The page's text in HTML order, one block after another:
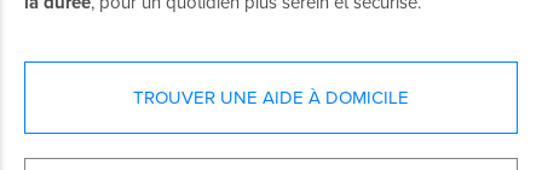
TROUVER UNE AIDE À DOMICILE